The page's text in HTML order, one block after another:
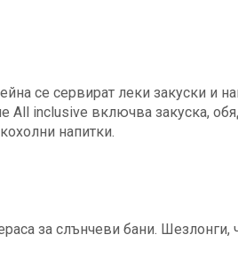
се сервират леки закуски и
All inclusive включва закуска,
напитки.
за слънчеви бани. Шезлонги,